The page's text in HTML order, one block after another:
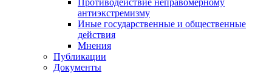
Противодействие неправомерному
антиэкстремизму
Иные государственные и общественные
действия
Мнения
Публикации
Документы